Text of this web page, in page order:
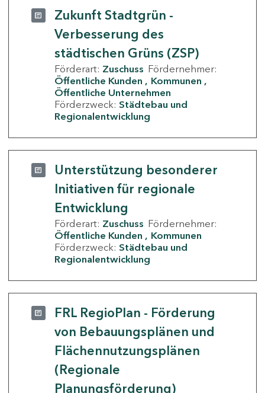
Zukunft Stadtgrün -
Verbesserung des
städtischen Grüns (ZSP)
Förderart: Zuschuss Fördernehmer:
Öffentliche Kunden
Kommunen
Öffentliche Unternehmen
Förderzweck: Städtebau und
Regionalentwicklung
Unterstützung besonderer
Initiativen für regionale
Entwicklung
Förderart: Zuschuss Fördernehmer:
Öffentliche Kunden
Kommunen
Förderzweck: Städtebau und
Regionalentwicklung
FRL RegioPlan - Förderung
von Bebauungsplänen und
Flächennutzungsplänen
(Regionale
Planungsförderung)